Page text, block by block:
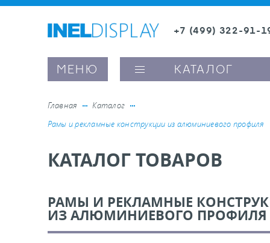
+7 (499) 322-91-
МЕНЮ КАТАЛОГ
вывесок и шелфтокеры
Главная
Каталог
Рамы и рекламные конструкции из алюминиевого профиля
КАТАЛОГ ТОВАРОВ
РАМЫ И РЕКЛАМНЫЕ
ИЗ АЛЮМИНИЕВОГО ПРОФИЛЯ